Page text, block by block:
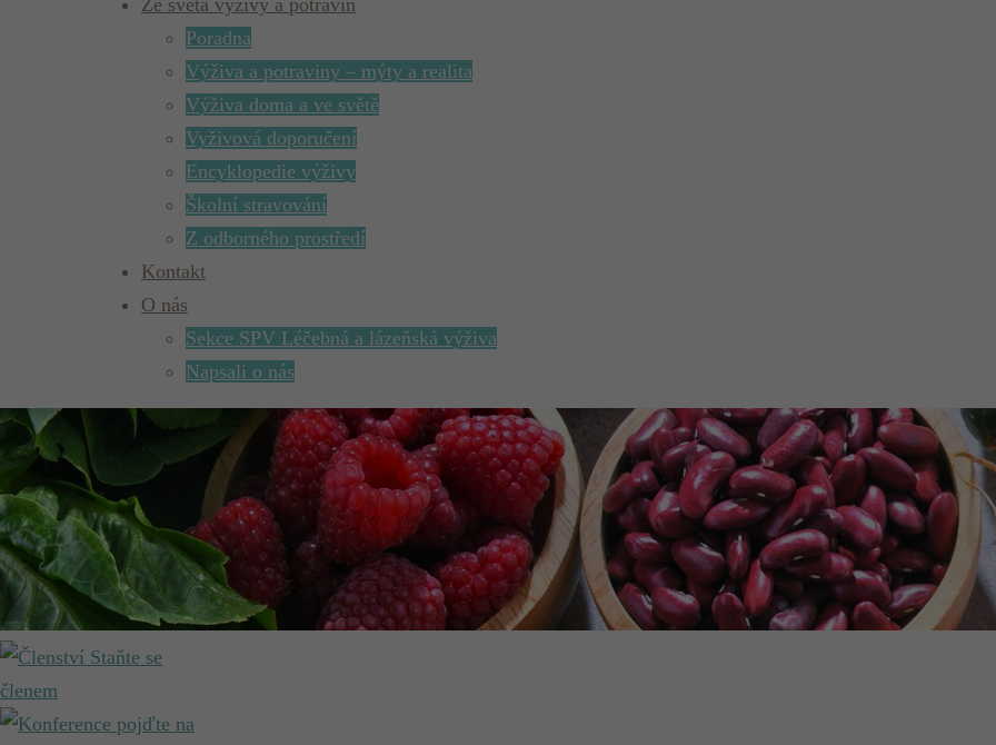
Ze světa výživy a potravin
Poradna
Výživa a potraviny – mýty a realita
Výživa doma a ve světě
Vyživová doporučení
Encyklopedie výživy
Školní stravování
Z odborného prostředí
Kontakt
O nás
Sekce SPV Léčebná a lázeňská výživa
Napsali o nás
Staňte se
členem
pojďte na